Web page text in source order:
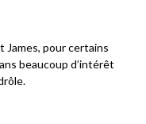
James, pour certains
beaucoup d’intérêt